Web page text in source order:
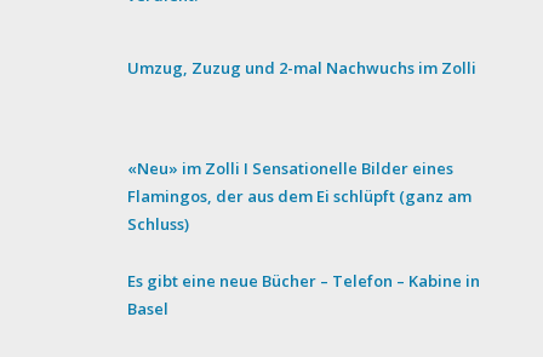
Umzug, Zuzug und 2-mal Nachwuchs im Zolli
«Neu» im Zolli I Sensationelle Bilder eines
Flamingos, der aus dem Ei schlüpft (ganz am
Schluss)
Es gibt eine neue Bücher – Telefon – Kabine in
Basel